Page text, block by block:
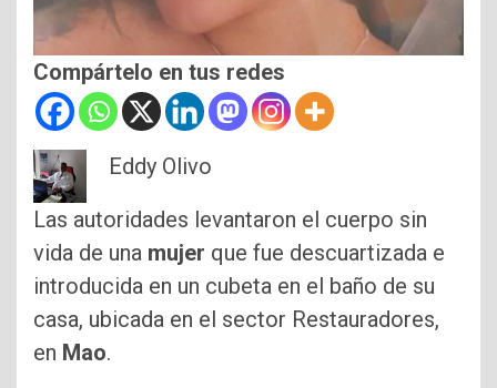
Compártelo en tus redes
Eddy Olivo
Las autoridades levantaron el cuerpo sin
vida de una mujer que fue descuartizada e
introducida en un cubeta en el baño de su
casa, ubicada en el sector Restauradores,
en Mao.